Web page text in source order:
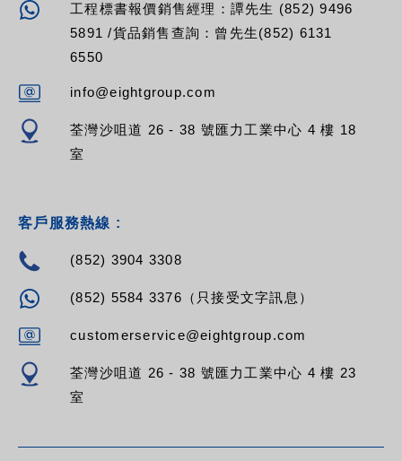
工程標書報價銷售經理：譚先生 (852) 9496
5891 /貨品銷售查詢：曾先生(852) 6131
6550
info@eightgroup.com
荃灣沙咀道 26 - 38 號匯力工業中心 4 樓 18
室
客戶服務熱線 :
(852) 3904 3308
(852) 5584 3376（只接受文字訊息）
customerservice@eightgroup.com
荃灣沙咀道 26 - 38 號匯力工業中心 4 樓 23
室